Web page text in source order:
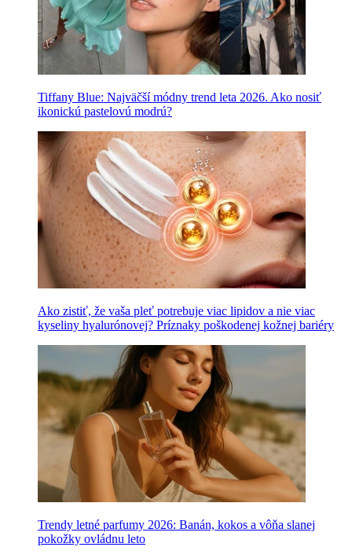
Tiffany Blue: Najväčší módny trend leta 2026. Ako nosiť
ikonickú pastelovú modrú?
Ako zistiť, že vaša pleť potrebuje viac lipidov a nie viac
kyseliny hyalurónovej? Príznaky poškodenej kožnej bariéry
Trendy letné parfumy 2026: Banán, kokos a vôňa slanej
pokožky ovládnu leto